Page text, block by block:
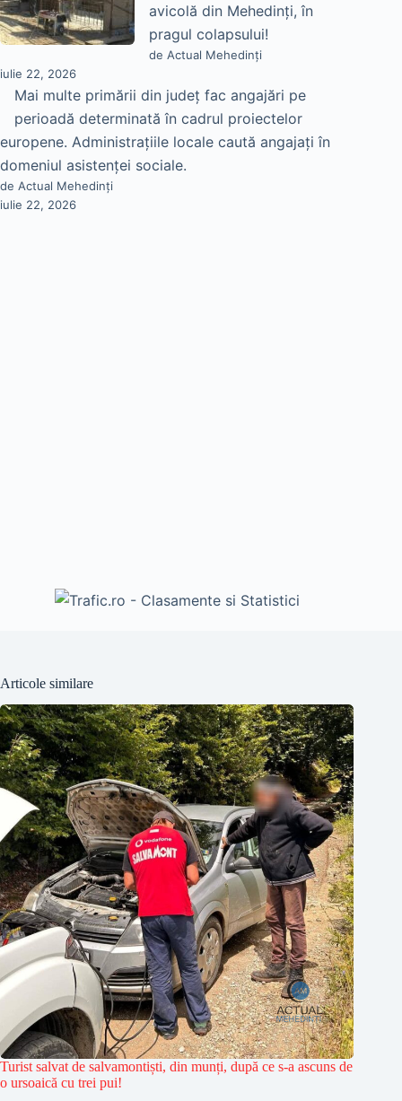
avicolă din Mehedinți, în
pragul colapsului!
de Actual Mehedinți
iulie 22, 2026
Mai multe primării din județ fac angajări pe
perioadă determinată în cadrul proiectelor
europene. Administrațiile locale caută angajați în
domeniul asistenței sociale.
de Actual Mehedinți
iulie 22, 2026
Articole similare
Turist salvat de salvamontiști, din munți, după ce s-a ascuns de
o ursoaică cu trei pui!